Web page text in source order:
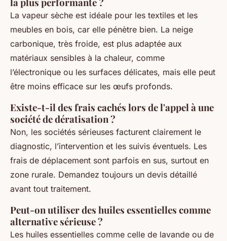
La vapeur sèche est idéale pour les textiles et les
meubles en bois, car elle pénètre bien. La neige
carbonique, très froide, est plus adaptée aux
matériaux sensibles à la chaleur, comme
l’électronique ou les surfaces délicates, mais elle peut
être moins efficace sur les œufs profonds.
Existe-t-il des frais cachés lors de l'appel à une
société de dératisation ?
Non, les sociétés sérieuses facturent clairement le
diagnostic, l’intervention et les suivis éventuels. Les
frais de déplacement sont parfois en sus, surtout en
zone rurale. Demandez toujours un devis détaillé
avant tout traitement.
Peut-on utiliser des huiles essentielles comme
alternative sérieuse ?
Les huiles essentielles comme celle de lavande ou de